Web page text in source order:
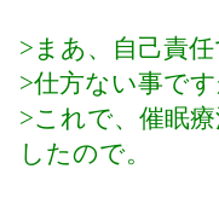
>まあ、自己責
>仕方ない事です
>これで、催眠
したので。